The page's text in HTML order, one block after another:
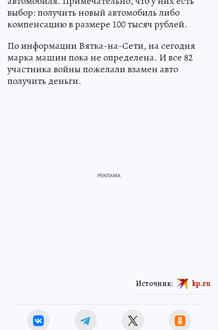
выбор: получить новый автомобиль либо
компенсацию в размере 100 тысяч рублей.
По информации Вятка-на-Сети, на сегодня
марка машин пока не определена. И все 82
участника войны пожелали взамен авто
получить деньги.
Источник: kp.ru